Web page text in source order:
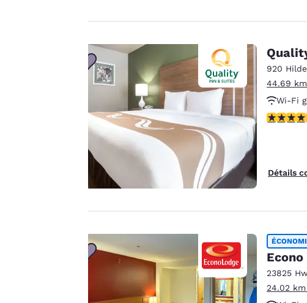
920
44.69
Wi-Fi
3.54
Détails
23825
24.02
pour vous offrir une
expérience en ligne
personnalisée en
publicités en
fonction de vos
préférences de
Autrement dit, nous
pouvons retenir des
produits répondant
à vos intérêts et
Accepter tous les cookies